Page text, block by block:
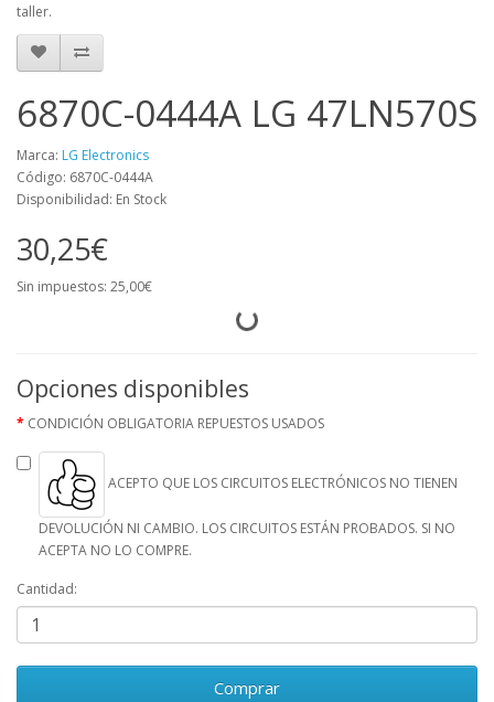
taller.
6870C-0444A LG 47LN570S
Marca: LG Electronics
Código: 6870C-0444A
Disponibilidad: En Stock
30,25€
Sin impuestos: 25,00€
Opciones disponibles
CONDICIÓN OBLIGATORIA REPUESTOS USADOS
ACEPTO QUE LOS CIRCUITOS ELECTRÓNICOS NO TIENEN
DEVOLUCIÓN NI CAMBIO. LOS CIRCUITOS ESTÁN PROBADOS. SI NO
ACEPTA NO LO COMPRE.
Cantidad:
Comprar